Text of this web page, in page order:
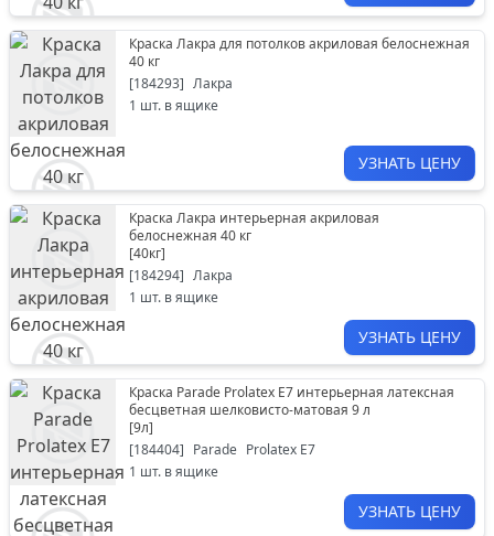
Краска Лакра для потолков акриловая белоснежная
40 кг
[184293] Лакра
1 шт. в ящике
УЗНАТЬ ЦЕНУ
Краска Лакра интерьерная акриловая
белоснежная 40 кг
[40кг]
[184294] Лакра
1 шт. в ящике
УЗНАТЬ ЦЕНУ
Краска Parade Prolatex Е7 интерьерная латексная
бесцветная шелковисто-матовая 9 л
[9л]
[184404] Parade Prolatex Е7
1 шт. в ящике
УЗНАТЬ ЦЕНУ